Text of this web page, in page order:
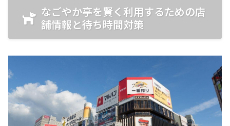
なごやか亭を賢く利用するための店
舗情報と待ち時間対策